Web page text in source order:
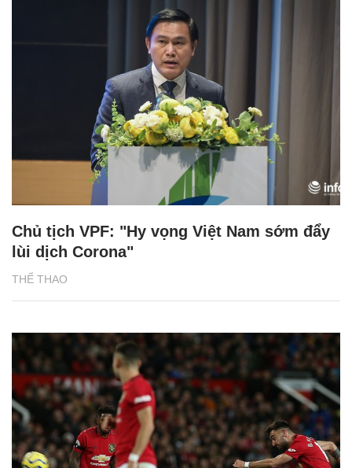
THỂ THAO
Chủ tịch VPF: "Hy vọng Việt Nam sớm đẩy
lùi dịch Corona"